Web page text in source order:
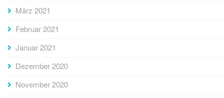
März 2021
Februar 2021
Januar 2021
Dezember 2020
November 2020